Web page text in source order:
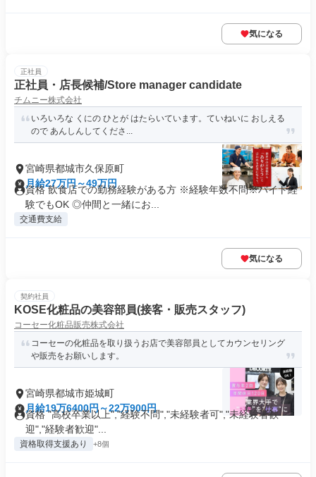
気になる
正社員
正社員・店長候補/Store manager candidate
チムニー株式会社
いろいろな くにの ひとが はたらいています。ていねいに おしえる
ので あんしんしてくださ...
宮崎県都城市久保原町
月給27万円～49万円
資格 飲食店での勤務経験がある方 ※経験年数不問※バイト経
験でもOK ◎仲間と一緒にお...
交通費支給
気になる
契約社員
KOSE化粧品の美容部員(接客・販売スタッフ)
コーセー化粧品販売株式会社
コーセーの化粧品を取り扱うお店で美容部員としてカウンセリング
や販売をお願いします。
宮崎県都城市姫城町
月給19万6400円～22万900円
資格 "高校卒業以上","経験不問","未経験者可","未経験者歓
迎","経験者歓迎"...
資格取得支援あり +8個